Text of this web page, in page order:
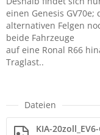
einen Genesis
alternativen Felgen
beide Fahrzeuge
auf eine Ronal R66
Traglast..
Dateien
KIA-